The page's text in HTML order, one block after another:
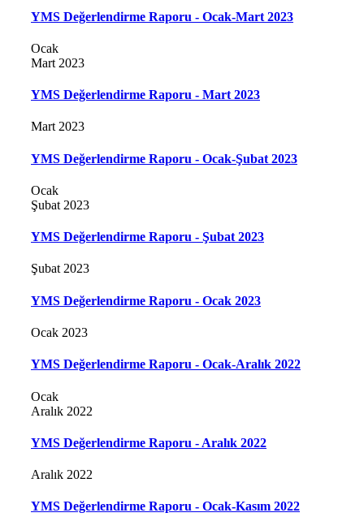
YMS Değerlendirme Raporu - Ocak-Mart 2023
Ocak
Mart 2023
YMS Değerlendirme Raporu - Mart 2023
Mart 2023
YMS Değerlendirme Raporu - Ocak-Şubat 2023
Ocak
Şubat 2023
YMS Değerlendirme Raporu - Şubat 2023
Şubat 2023
YMS Değerlendirme Raporu - Ocak 2023
Ocak 2023
YMS Değerlendirme Raporu - Ocak-Aralık 2022
Ocak
Aralık 2022
YMS Değerlendirme Raporu - Aralık 2022
Aralık 2022
YMS Değerlendirme Raporu - Ocak-Kasım 2022